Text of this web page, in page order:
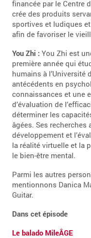
financée par le Centre
crée des produits
sportives et ludiques
afin de favoriser le
You Zhi : You Zhi est
première année qui
humains à l’Université
antécédents en
connaissances et une
d’évaluation de
déterminer les
âgées. Ses
développement et
la réalité virtuelle et la
le bien-être mental.
Parmi les autres
mentionnons Danica
Guitar.
Dans cet épisode
Le balado MileÂGE